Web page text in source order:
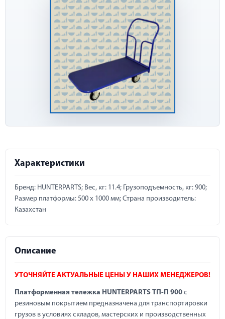
Характеристики
Бренд: HUNTERPARTS; Вес, кг: 11.4; Грузоподъемность, кг: 900;
Размер платформы: 500 х 1000 мм; Страна производитель:
Казахстан
Описание
УТОЧНЯЙТЕ АКТУАЛЬНЫЕ ЦЕНЫ У НАШИХ МЕНЕДЖЕРОВ!
Платформенная тележка HUNTERPARTS ТП-П 900 с
резиновым покрытием предназначена для транспортировки
грузов в условиях складов, мастерских и производственных